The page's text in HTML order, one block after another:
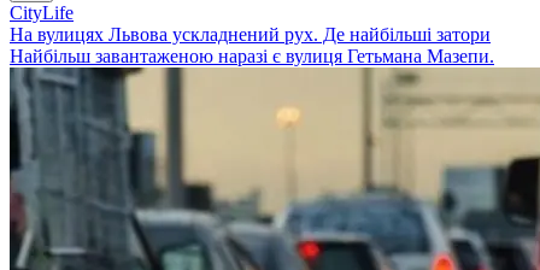
CityLife
На вулицях Львова ускладнений рух. Де найбільші затори
Найбільш завантаженою наразі є вулиця Гетьмана Мазепи.